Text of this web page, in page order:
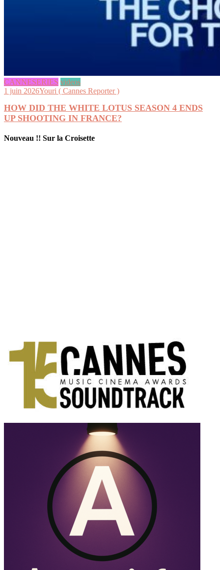
CANNESERIES videos
1 juin 2026Youri ( Cannes Reporter )
HOW DID THE WHITE LOTUS SEASON 4 ENDS
UP SHOOTING IN FRANCE?
Nouveau !! Sur la Croisette